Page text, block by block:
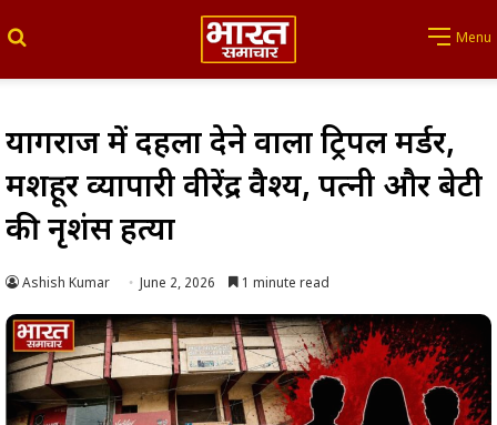
Menu
प्रयागराज में दहला देने वाला ट्रिपल मर्डर,
मशहूर व्यापारी वीरेंद्र वैश्य, पत्नी और बेटी
की नृशंस हत्या
Ashish Kumar June 2, 2026 1 minute read